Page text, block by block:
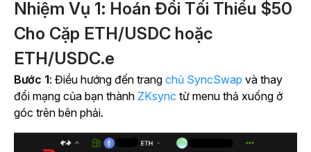
Nhiệm Vụ 1: Hoán Đổi Tối Thiểu $50
Cho Cặp ETH/USDC hoặc
ETH/USDC.e
Bước 1: Điều hướng đến trang chủ SyncSwap và thay
đổi mạng của bạn thành ZKsync từ menu thả xuống ở
góc trên bên phải.